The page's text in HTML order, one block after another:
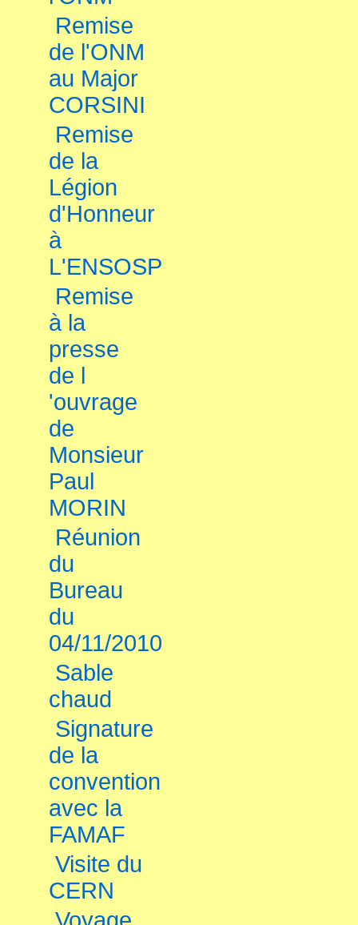
Remise
de l'ONM
au Major
CORSINI
Remise
de la
Légion
d'Honneur
à
L'ENSOSP
Remise
à la
presse
de l
'ouvrage
de
Monsieur
Paul
MORIN
Réunion
du
Bureau
du
04/11/2010
Sable
chaud
Signature
de la
convention
avec la
FAMAF
Visite du
CERN